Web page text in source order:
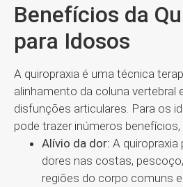
Benefícios da
para Idosos
A quiropraxia é uma técnica
alinhamento da coluna vertebral
disfunções articulares. Para os
pode trazer inúmeros
Alívio da dor: A quiropraxia
dores nas costas,
regiões do corpo comuns